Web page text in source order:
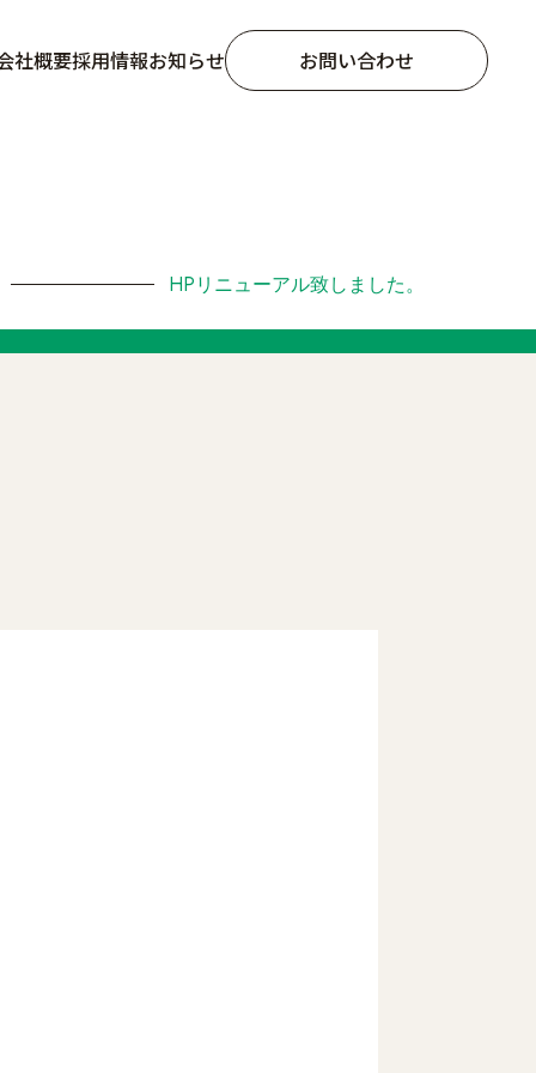
発電設備メンテナンス
社概要採用情報お知らせ お問い合わせ
HPリニューアル致しました。